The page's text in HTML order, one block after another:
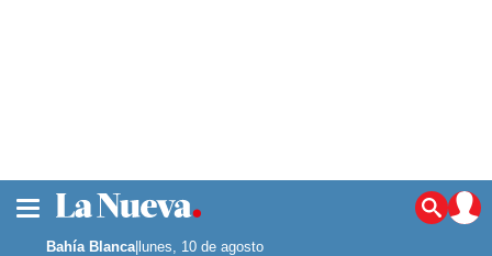
Noticias
La ciudad
Bahía Blanca|lunes, 10 de agosto